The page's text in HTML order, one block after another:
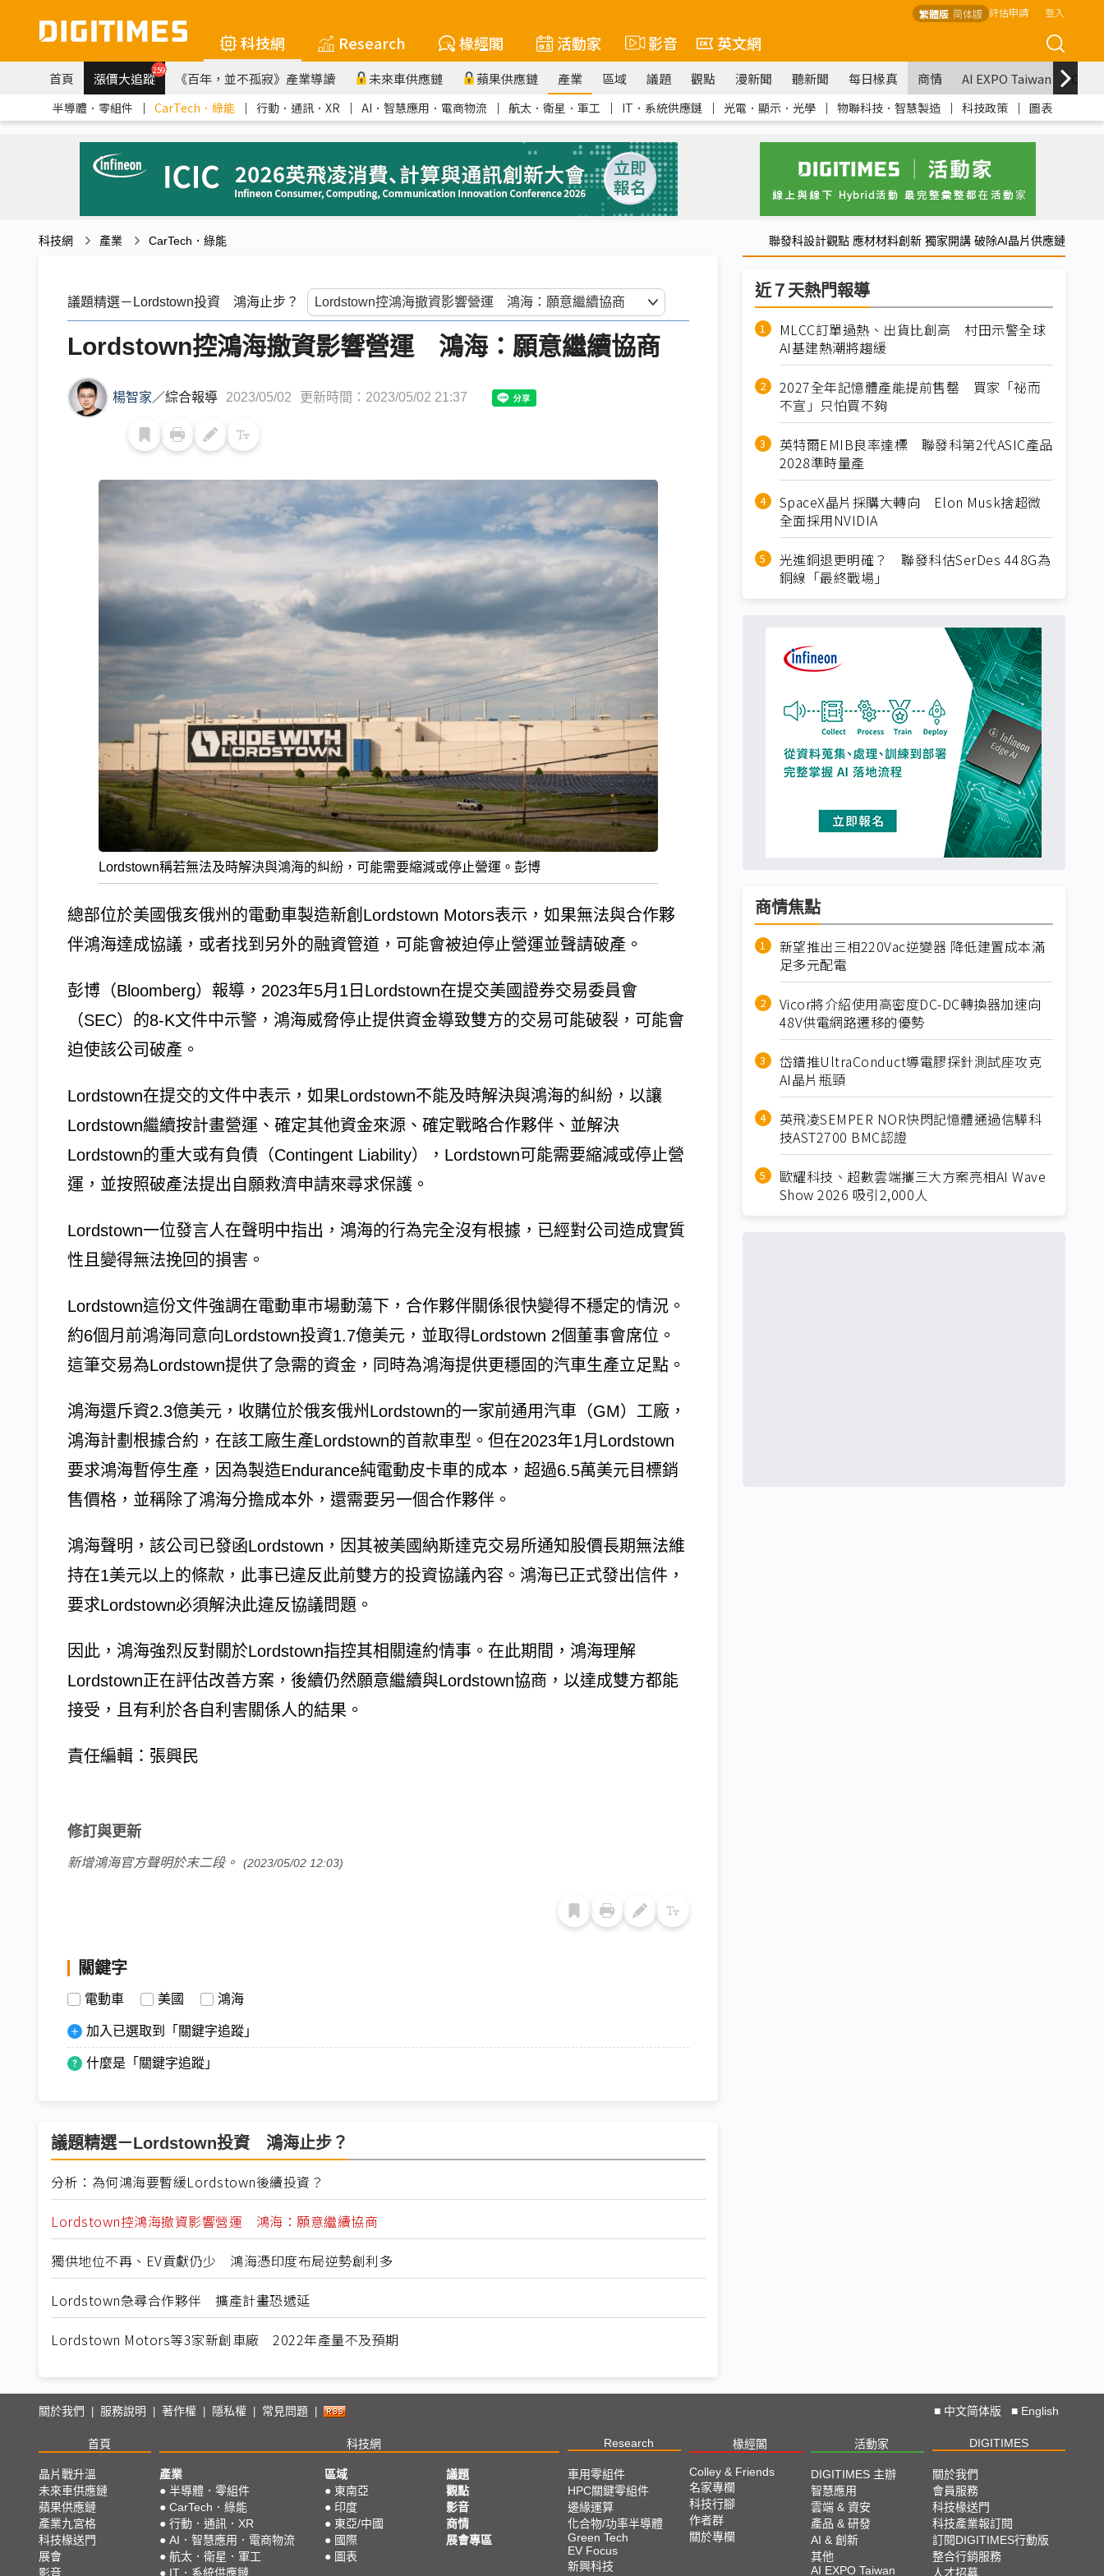
繁體版 简体版 評估申請 登入
科技網 Research 椽經閣 活動家 影音 英文網
首頁 漲價大追蹤259 《百年，並不孤寂》產業導讀 未來車供應鏈 蘋果供應鏈 產業 區域 議題 觀點 漫新聞 聽新聞 每日椽真 商情 AI EXPO Taiwan
半導體．零組件 ｜ CarTech．綠能 ｜ 行動．通訊．XR ｜ AI．智慧應用．電商物流 ｜ 航太．衛星．軍工 ｜ IT．系統供應鏈 ｜ 光電．顯示．光學 ｜ 物聯科技．智慧製造 ｜ 科技政策 ｜ 圖表
科技網 產業 CarTech．綠能 聯發科設計觀點 應材材料創新 獨家開講 破除AI晶片供應鏈
議題精選－Lordstown投資 鴻海止步？
Lordstown控鴻海撤資影響營運 鴻海：願意繼續協商
楊智家 ／綜合報導 2023/05/02 更新時間：2023/05/02 21:37
Lordstown稱若無法及時解決與鴻海的糾紛，可能需要縮減或停止營運。彭博
總部位於美國俄亥俄州的電動車製造新創Lordstown Motors表示，如果無法與合作夥
伴鴻海達成協議，或者找到另外的融資管道，可能會被迫停止營運並聲請破產。
彭博（Bloomberg）報導，2023年5月1日Lordstown在提交美國證券交易委員會
（SEC）的8-K文件中示警，鴻海威脅停止提供資金導致雙方的交易可能破裂，可能會
迫使該公司破產。
Lordstown在提交的文件中表示，如果Lordstown不能及時解決與鴻海的糾紛，以讓
Lordstown繼續按計畫營運、確定其他資金來源、確定戰略合作夥伴、並解決
Lordstown的重大或有負債（Contingent Liability），Lordstown可能需要縮減或停止營
運，並按照破產法提出自願救濟申請來尋求保護。
Lordstown一位發言人在聲明中指出，鴻海的行為完全沒有根據，已經對公司造成實質
性且變得無法挽回的損害。
Lordstown這份文件強調在電動車市場動蕩下，合作夥伴關係很快變得不穩定的情況。
約6個月前鴻海同意向Lordstown投資1.7億美元，並取得Lordstown 2個董事會席位。
這筆交易為Lordstown提供了急需的資金，同時為鴻海提供更穩固的汽車生產立足點。
鴻海還斥資2.3億美元，收購位於俄亥俄州Lordstown的一家前通用汽車（GM）工廠，
鴻海計劃根據合約，在該工廠生產Lordstown的首款車型。但在2023年1月Lordstown
要求鴻海暫停生產，因為製造Endurance純電動皮卡車的成本，超過6.5萬美元目標銷
售價格，並稱除了鴻海分擔成本外，還需要另一個合作夥伴。
鴻海聲明，該公司已發函Lordstown，因其被美國納斯達克交易所通知股價長期無法維
持在1美元以上的條款，此事已違反此前雙方的投資協議內容。鴻海已正式發出信件，
要求Lordstown必須解決此違反協議問題。
因此，鴻海強烈反對關於Lordstown指控其相關違約情事。在此期間，鴻海理解
Lordstown正在評估改善方案，後續仍然願意繼續與Lordstown協商，以達成雙方都能
接受，且有利於各自利害關係人的結果。
責任編輯：張興民
修訂與更新
新增鴻海官方聲明於末二段。 (2023/05/02 12:03)
關鍵字
電動車 美國 鴻海
加入已選取到「關鍵字追蹤」
什麼是「關鍵字追蹤」
議題精選－Lordstown投資 鴻海止步？
分析：為何鴻海要暫緩Lordstown後續投資？
Lordstown控鴻海撤資影響營運 鴻海：願意繼續協商
獨供地位不再、EV貢獻仍少 鴻海憑印度布局逆勢創利多
Lordstown急尋合作夥伴 擴產計畫恐遞延
Lordstown Motors等3家新創車廠 2022年產量不及預期
近７天熱門報導
MLCC訂單過熱、出貨比創高 村田示警全球
AI基建熱潮將趨緩
2027全年記憶體產能提前售罄 買家「祕而
不宣」只怕買不夠
英特爾EMIB良率達標 聯發科第2代ASIC產品
2028準時量產
SpaceX晶片採購大轉向 Elon Musk捨超微
全面採用NVIDIA
光進銅退更明確？ 聯發科估SerDes 448G為
銅線「最終戰場」
商情焦點
新望推出三相220Vac逆變器 降低建置成本滿
足多元配電
Vicor將介紹使用高密度DC-DC轉換器加速向
48V供電網路遷移的優勢
岱鐠推UltraConduct導電膠探針測試座攻克
AI晶片瓶頸
英飛凌SEMPER NOR快閃記憶體通過信驊科
技AST2700 BMC認證
歐耀科技、超數雲端攜三大方案亮相AI Wave
Show 2026 吸引2,000人
關於我們 服務說明 著作權 隱私權 常見問題 ■ 中文简体版 ■ English
首頁 科技網 Research 椽經閣 活動家 DIGITIMES
晶片戰升溫
未來車供應鏈
蘋果供應鏈
產業九宮格
科技椽送門
展會
影音
產業
● 半導體．零組件
● CarTech．綠能
● 行動．通訊．XR
● AI．智慧應用．電商物流
● 航太．衛星．軍工
● IT．系統供應鏈
區域
● 東南亞
● 印度
● 東亞/中國
● 國際
● 圖表
議題
觀點
影音
商情
展會專區
車用零組件
HPC關鍵零組件
邊緣運算
化合物/功率半導體
Green Tech
EV Focus
新興科技
Colley & Friends
名家專欄
科技行腳
作者群
關於專欄
DIGITIMES 主辦
智慧應用
雲端 & 資安
產品 & 研發
AI & 創新
其他
AI EXPO Taiwan
關於我們
會員服務
科技椽送門
科技產業報訂閱
訂閱DIGITIMES行動版
整合行銷服務
人才招募